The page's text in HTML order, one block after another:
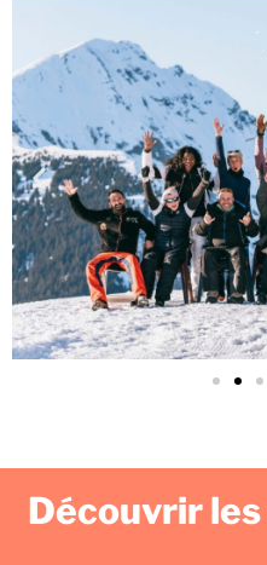
Découvrir